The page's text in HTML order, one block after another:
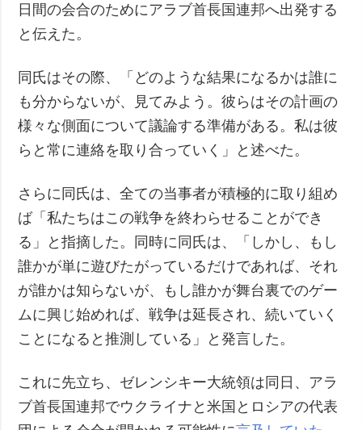
日間の会合のためにアラブ首長国連邦へ出発する
と伝えた。
同氏はその際、「どのような結果になるかは誰に
も分からないが、見てみよう。彼らはその計画の
様々な側面について議論する準備がある。私は彼
らと常に連絡を取り合っていく」と述べた。
さらに同氏は、全ての当事者が積極的に取り組め
ば「私たちはこの戦争を終わらせることができ
る」と指摘した。同時に同氏は、「しかし、もし
誰かが単に遊びたがっているだけであれば、それ
が誰かは知らないが、もし誰かが舞台裏でのゲー
ムに興じ始めれば、戦争は延長され、続いていく
ことになると推測している」と発言した。
これに先立ち、ゼレンシキー大統領は同日、アラ
ブ首長国連邦でウクライナと米国とロシアの代表